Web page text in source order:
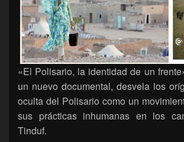
«El Polisario, la identidad de un
un nuevo documental, desvela los
oculta del Polisario como un
sus prácticas inhumanas en los
Tinduf.